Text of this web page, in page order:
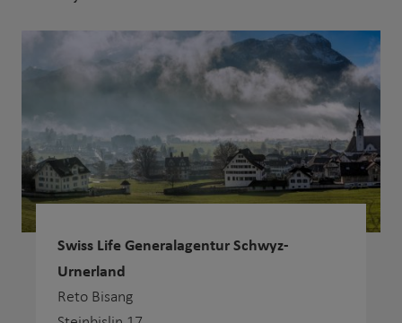
Swiss Life Generalagentur Schwyz-
Urnerland
Reto Bisang